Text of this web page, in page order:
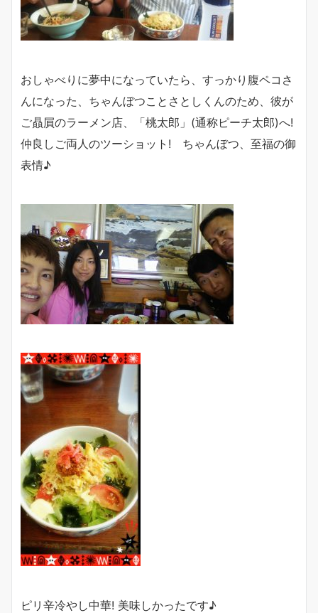
おしゃべりに夢中になっていたら、すっかり腹ペコさ
んになった、ちゃんぼつことさとしくんのため、彼が
ご贔屓のラーメン店、「桃太郎」(通称ピーチ太郎)へ!
仲良しご両人のツーショット! ちゃんぼつ、至福の御
表情♪
ピリ辛冷やし中華! 美味しかったです♪